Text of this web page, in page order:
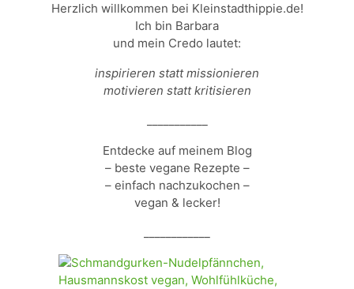
Herzlich willkommen bei Kleinstadthippie.de!
Ich bin Barbara
und mein Credo lautet:
inspirieren statt missionieren
motivieren statt kritisieren
Entdecke auf meinem Blog
– beste vegane Rezepte –
– einfach nachzukochen –
vegan & lecker!